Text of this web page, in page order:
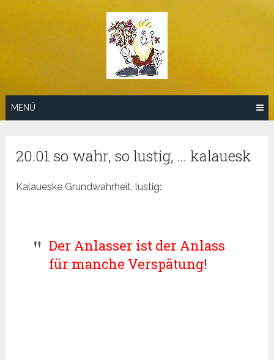
MENÜ
20.01 so wahr, so lustig, … kalauesk
Kalaueske Grundwahrheit, lustig:
Der Anlasser ist der Anlass
für manche Verspätung!